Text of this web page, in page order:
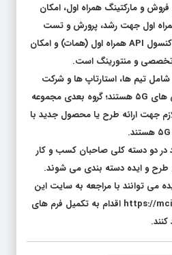
و مارکتینگ همراه اول، امکان
همراه اول جهت رشد، پرورش و تست
محصول، امکان بهره مندی از کنسول API همراه اول (همات) و امکان
تخصصی و منتورینگ است.
شامل تیم ها، استارتاپ ها و شرکت
های دارای سرویس و یوزکیس های ۵G هستند؛ گروه بعدی مجموعه
جهت ارائه طرح یا محصول جدید با
در دو دسته کلی صاحبان کسب و کار
و ایده دسته بندی می شوند.
می توانند با مراجعه به سایت این
رویداد به نشانی https://mci.ir/5gtech اقدام به تکمیل فرم های